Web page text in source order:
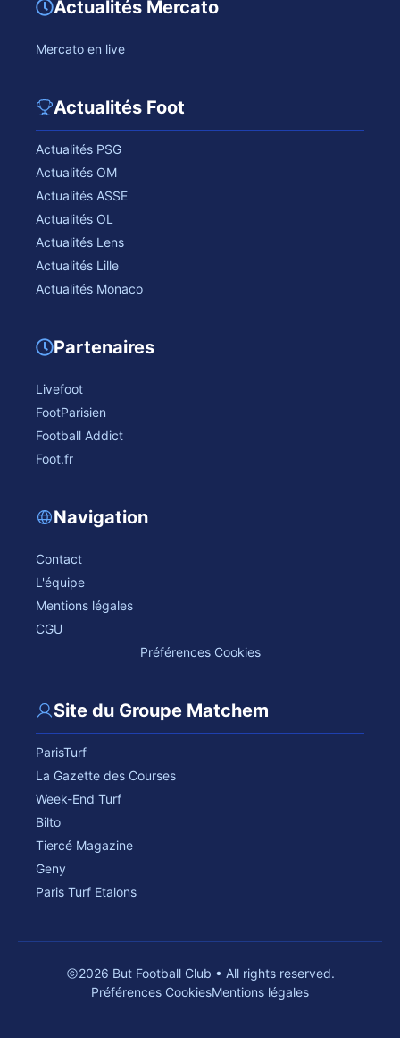
Actualités Mercato
Mercato en live
Actualités Foot
Actualités PSG
Actualités OM
Actualités ASSE
Actualités OL
Actualités Lens
Actualités Lille
Actualités Monaco
Partenaires
Livefoot
FootParisien
Football Addict
Foot.fr
Navigation
Contact
L'équipe
Mentions légales
CGU
Préférences Cookies
Site du Groupe Matchem
ParisTurf
La Gazette des Courses
Week-End Turf
Bilto
Tiercé Magazine
Geny
Paris Turf Etalons
2026 But Football Club • All rights reserved.
Préférences CookiesMentions légales